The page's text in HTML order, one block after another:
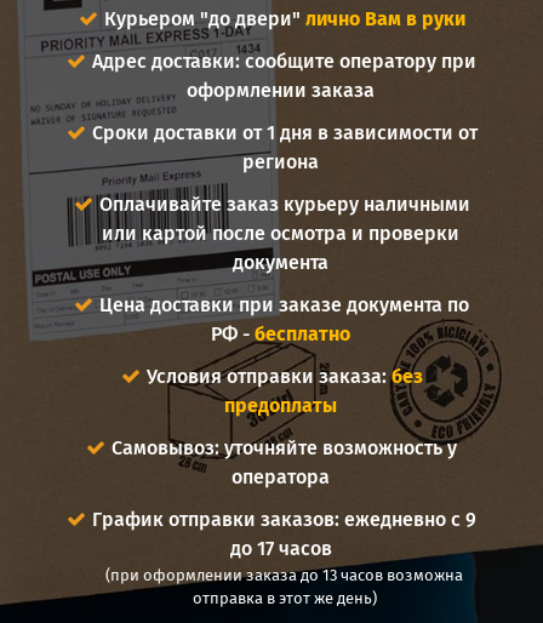
Курьером "до двери" лично Вам в руки
Адрес доставки: сообщите оператору при
оформлении заказа
Сроки доставки от 1 дня в зависимости от
региона
Оплачивайте заказ курьеру наличными
или картой после осмотра и проверки
документа
Цена доставки при заказе документа по
РФ -бесплатно
Условия отправки заказа:без
предоплаты
Самовывоз: уточняйте возможность у
оператора
График отправки заказов: ежедневно с 9
до 17 часов
(при оформлении заказа до 13 часов возможна
отправка в этот же день)